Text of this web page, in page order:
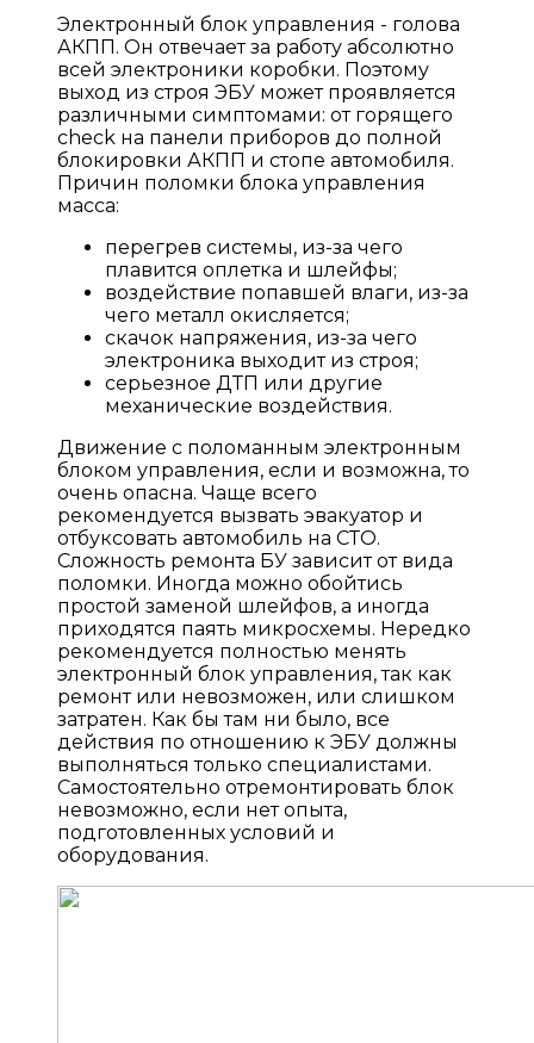
Электронный блок управления - голова
АКПП. Он отвечает за работу абсолютно
всей электроники коробки. Поэтому
выход из строя ЭБУ может проявляется
различными симптомами: от горящего
check на панели приборов до полной
блокировки АКПП и стопе автомобиля.
Причин поломки блока управления
масса:
перегрев системы, из-за чего
плавится оплетка и шлейфы;
воздействие попавшей влаги, из-за
чего металл окисляется;
скачок напряжения, из-за чего
электроника выходит из строя;
серьезное ДТП или другие
механические воздействия.
Движение с поломанным электронным
блоком управления, если и возможна, то
очень опасна. Чаще всего
рекомендуется вызвать эвакуатор и
отбуксовать автомобиль на СТО.
Сложность ремонта БУ зависит от вида
поломки. Иногда можно обойтись
простой заменой шлейфов, а иногда
приходятся паять микросхемы. Нередко
рекомендуется полностью менять
электронный блок управления, так как
ремонт или невозможен, или слишком
затратен. Как бы там ни было, все
действия по отношению к ЭБУ должны
выполняться только специалистами.
Самостоятельно отремонтировать блок
невозможно, если нет опыта,
подготовленных условий и
оборудования.